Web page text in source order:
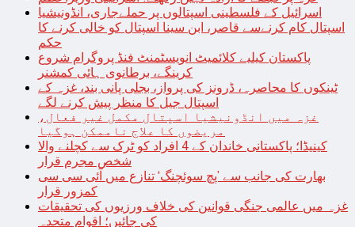
اسرائیل کے فلسطینی اسپتالوں پر حملےجاری، انڈونیشیا
اسپتال کام کرنےسے قاصر، ابن سینا اسپتال کو خالی کرنے کا
حکم
پاکستان کیلیے کلائمیٹ انویسٹمنٹ فنڈ پروگرام شروع
کرینگے، برطانوی ہائی کمشنر
ٹینکوں کا محاصرہ، ڈرونز کی پرواز، بجلی پانی بند، غزہ کے
اسپتال جیل کا منظر پیش کرنے لگے
غزہ میں انڈونیشیا اسپتال مکمل غیر فعال،
مریضوں کا علاج ناممکن ہوگیا
کینیڈا؛ پاکستانی خاندان کے 4 افراد کو ٹرک سے کچلنے والا
شخص مجرم قرار
بھارت کی جانب سے ’پچ سوئچنگ‘ تنازع میں آئی سی سی
کمزور قرار
غزہ میں عالمی جنگی قوانین کی خلاف ورزیوں کی تحقیقات
کی جائیں؛ اقوام متحدہ